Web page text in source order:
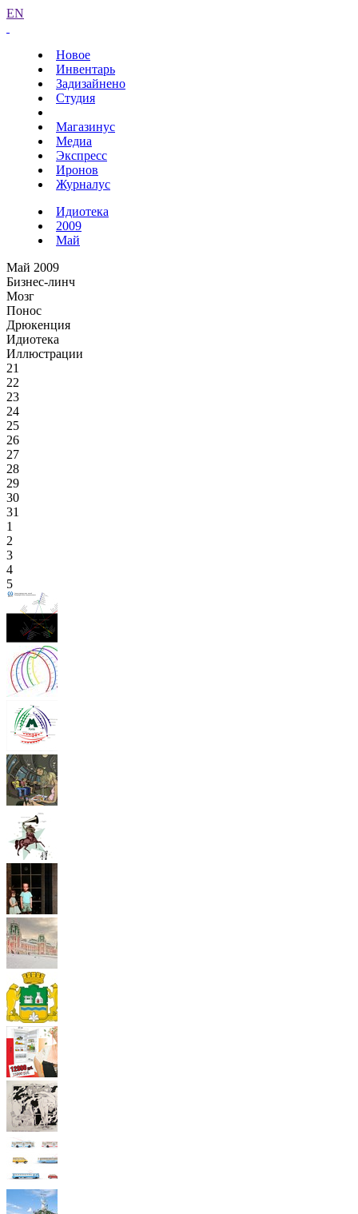
EN
Новое
Инвентарь
Задизайнено
Студия
Магазинус
Медиа
Экспресс
Иронов
Журналус
Идиотека
2009
Май
Май 2009
Бизнес-линч
Мозг
Понос
Дрюкенция
Идиотека
Иллюстрации
21
22
23
24
25
26
27
28
29
30
31
1
2
3
4
5